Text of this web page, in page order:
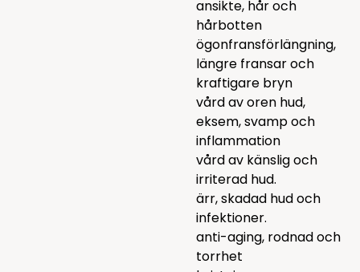
ansikte, hår och
hårbotten
ögonfransförlängning,
längre fransar och
kraftigare bryn
vård av oren hud,
eksem, svamp och
inflammation
vård av känslig och
irriterad hud.
ärr, skadad hud och
infektioner.
anti-aging, rodnad och
torrhet